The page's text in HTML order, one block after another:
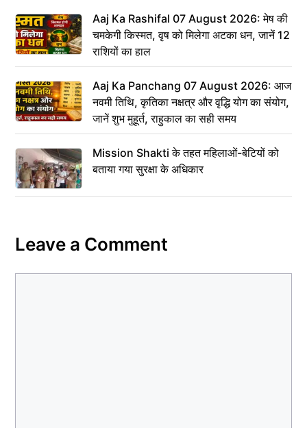
Aaj Ka Rashifal 07 August 2026: मेष की
चमकेगी किस्मत, वृष को मिलेगा अटका धन, जानें 12
राशियों का हाल
Aaj Ka Panchang 07 August 2026: आज
नवमी तिथि, कृतिका नक्षत्र और वृद्धि योग का संयोग,
जानें शुभ मुहूर्त, राहुकाल का सही समय
Mission Shakti के तहत महिलाओं-बेटियों को
बताया गया सुरक्षा के अधिकार
Leave a Comment